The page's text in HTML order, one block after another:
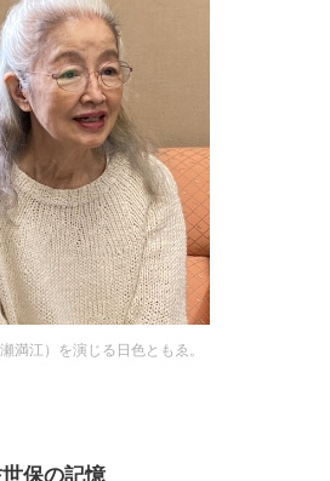
満江）を演じる日色ともゑ。
保の記憶